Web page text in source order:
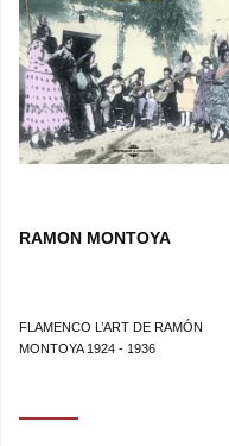
RAMON MONTOYA
FLAMENCO L’ART DE RAMÓN
MONTOYA 1924 - 1936